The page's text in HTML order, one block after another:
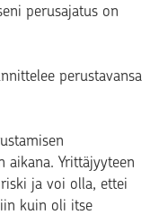
perusajatus on
perustavansa
aikana. Yrittäjyyteen
ja voi olla, ettei
kuin oli itse